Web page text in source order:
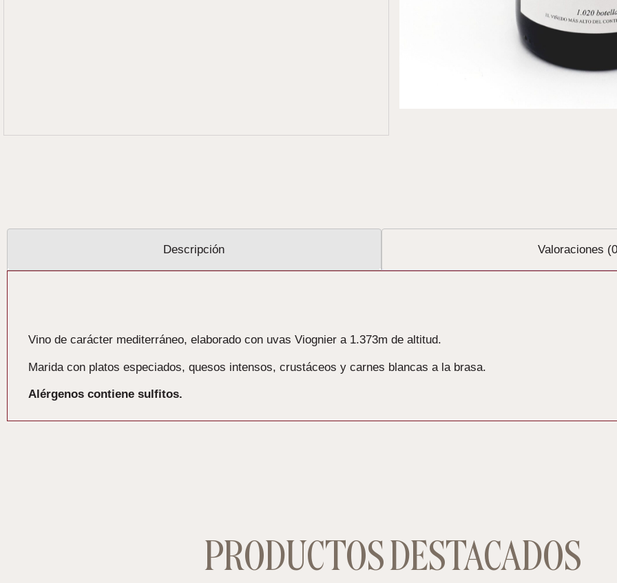
Descripción Valoraciones
Vino de carácter mediterráneo, elaborado con uvas Viognier a 1.373m de altitud.
Marida con platos especiados, quesos intensos, crustáceos y carnes blancas a la brasa.
Alérgenos contiene sulfitos.
PRODUCTOS DESTACADOS